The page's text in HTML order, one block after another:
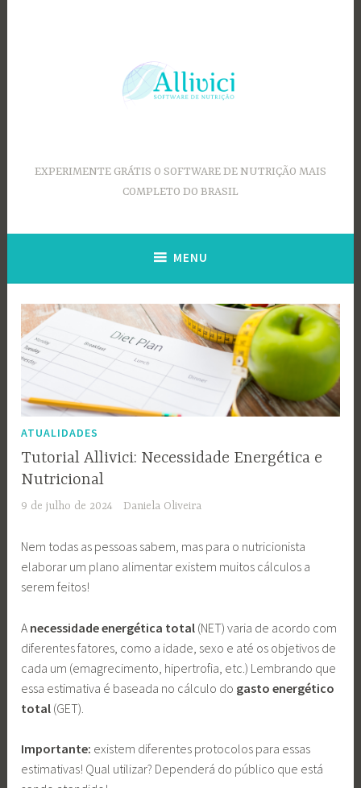
EXPERIMENTE GRÁTIS O SOFTWARE DE NUTRIÇÃO MAIS
COMPLETO DO BRASIL
MENU
ATUALIDADES
Tutorial Allivici: Necessidade Energética e
Nutricional
9 de julho de 2024 Daniela Oliveira
Nem todas as pessoas sabem, mas para o nutricionista
elaborar um plano alimentar existem muitos cálculos a
serem feitos!
A necessidade energética total (NET) varia de acordo com
diferentes fatores, como a idade, sexo e até os objetivos de
cada um (emagrecimento, hipertrofia, etc.) Lembrando que
essa estimativa é baseada no cálculo do gasto energético
total (GET).
Importante: existem diferentes protocolos para essas
estimativas! Qual utilizar? Dependerá do público que está